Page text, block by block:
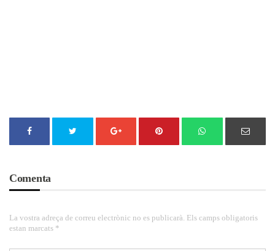
Comenta
La vostra adreça de correu electrònic no es publicarà. Els camps obligatoris
estan marcats *